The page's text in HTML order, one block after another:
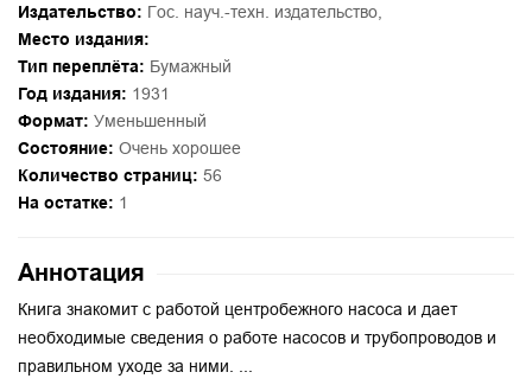
Издательство: Гос. науч.-техн. издательство,
Место издания:
Тип переплёта: Бумажный
Год издания: 1931
Формат: Уменьшенный
Состояние: Очень хорошее
Количество страниц: 56
На остатке: 1
Аннотация
Книга знакомит с работой центробежного насоса и дает
необходимые сведения о работе насосов и трубопроводов и
правильном уходе за ними. ...